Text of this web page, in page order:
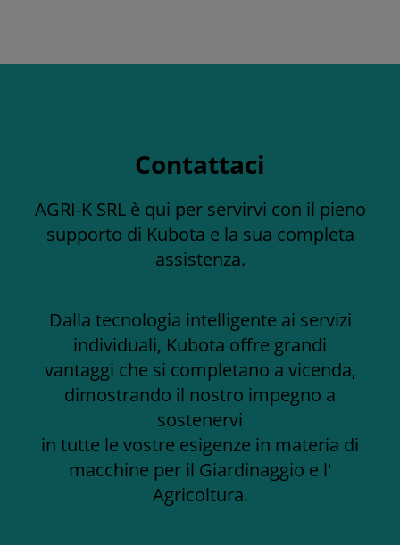
Contattaci
AGRI-K SRL è qui per servirvi con il pieno
supporto di Kubota e la sua completa
assistenza.
Dalla tecnologia intelligente ai servizi
individuali, Kubota offre grandi
vantaggi che si completano a vicenda,
dimostrando il nostro impegno a
sostenervi
in tutte le vostre esigenze in materia di
macchine per il Giardinaggio e l'
Agricoltura.